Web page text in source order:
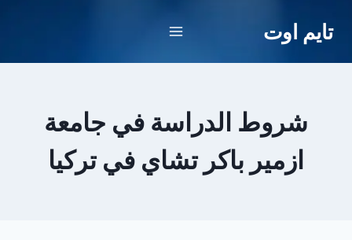
تايم اوت
شروط الدراسة في جامعة
ازمير باكر تشاي في تركيا